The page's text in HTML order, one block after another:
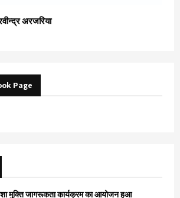
अरजरिया
Page
मुक्ति जागरूकता कार्यक्रम का आयोजन हुआ